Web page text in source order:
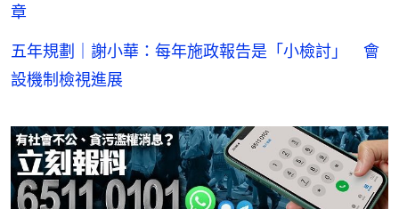
章
五年規劃｜謝小華：每年施政報告是「小檢討」 會
設機制檢視進展